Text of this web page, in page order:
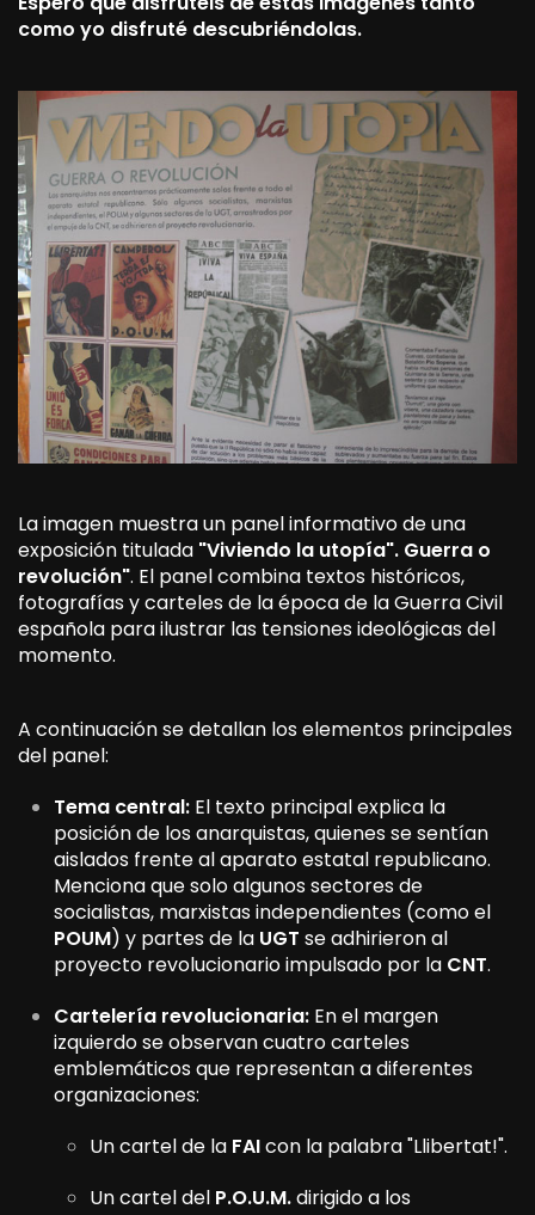
como yo disfruté descubriéndolas.
La imagen muestra un panel informativo de una
exposición titulada "Viviendo la utopía". Guerra o
revolución". El panel combina textos históricos,
fotografías y carteles de la época de la Guerra Civil
española para ilustrar las tensiones ideológicas del
momento.
A continuación se detallan los elementos principales
del panel:
Tema central: El texto principal explica la
posición de los anarquistas, quienes se sentían
aislados frente al aparato estatal republicano.
Menciona que solo algunos sectores de
socialistas, marxistas independientes (como el
POUM) y partes de la UGT se adhirieron al
proyecto revolucionario impulsado por la CNT.
Cartelería revolucionaria: En el margen
izquierdo se observan cuatro carteles
emblemáticos que representan a diferentes
organizaciones:
Un cartel de la FAIcon la palabra "Llibertat!".
Un cartel del P.O.U.M.dirigido a los